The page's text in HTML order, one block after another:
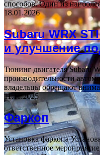
способов. Один из
18.01.2026
Subaru WRX
и улучшение
Тюнинг двигателя Subaru
производительности
владельцы обращают
11.11.2025
Фаркоп
Установка фаркопа
ответственное